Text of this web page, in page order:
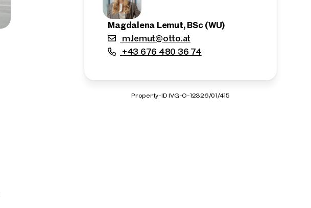
Magdalena Lemut, BSc (WU)
m.lemut@otto.at
+43 676 480 36 74
Property-ID IVG-O-12326/01/415